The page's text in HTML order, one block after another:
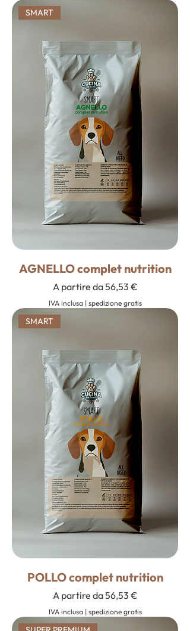
SMART
AGNELLO complet nutrition
A partire da56,53 €
Prezzo scontato
IVA inclusa| spedizione gratis
SMART
POLLO complet nutrition
A partire da56,53 €
Prezzo scontato
IVA inclusa| spedizione gratis